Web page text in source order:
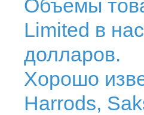
Объемы
Limited в
долларов.
Хорошо
Harrods,